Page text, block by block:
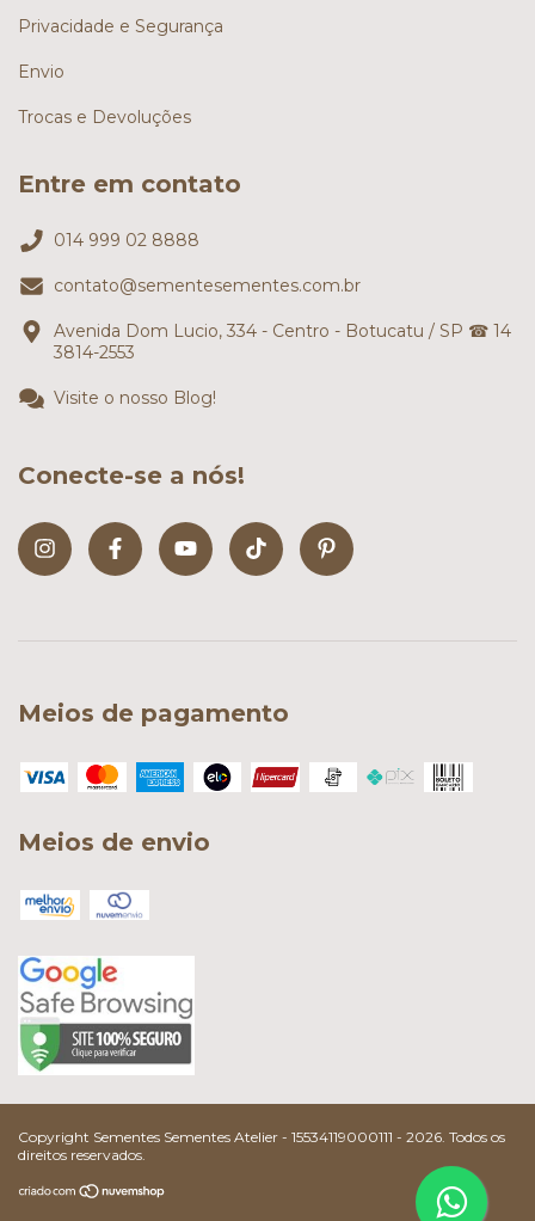
Privacidade e Segurança
Envio
Trocas e Devoluções
Entre em contato
014 999 02 8888
contato@sementesementes.com.br
Avenida Dom Lucio, 334 - Centro - Botucatu / SP ☎ 14
3814-2553
Visite o nosso Blog!
Conecte-se a nós!
Meios de pagamento
Meios de envio
Copyright Sementes Sementes Atelier - 15534119000111 - 2026. Todos os
direitos reservados.